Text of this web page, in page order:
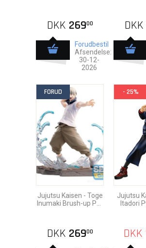
DKK 26900
Forudbestil
Afsendelse:
30-12-
2026
DKK
FORUD
Jujutsu Kaisen - Toge
Inumaki Brush-up Pvc
DKK 26900
- 25%
Jujutsu
Itadori
DKK